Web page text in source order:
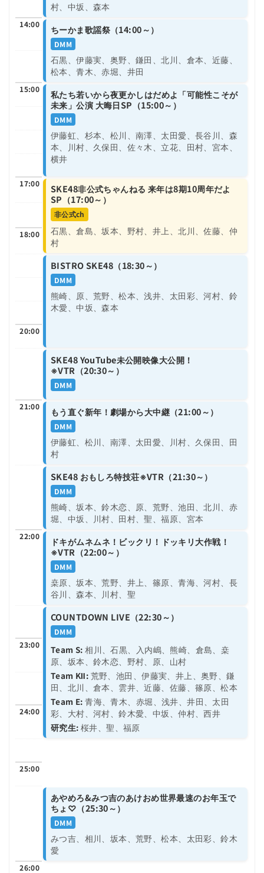
14:00
15:00
17:00
18:00
20:00
21:00
22:00
23:00
24:00
25:00
26:00
村、中坂、森本
ちーかま歌謡祭（14:00～）
DMM
石黒、伊藤実、奥野、鎌田、北川、倉本、近藤、
松本、青木、赤堀、井田
私たち若いから夜更かしはだめよ「可能性こそが
未来」公演 大晦日SP（15:00～）
DMM
伊藤虹、杉本、松川、南澤、太田愛、長谷川、森
本、川村、久保田、佐々木、立花、田村、宮本、
横井
SKE48非公式ちゃんねる 来年は8期10周年だよ
SP（17:00～）
非公式ch
石黒、倉島、坂本、野村、井上、北川、佐藤、仲
村
BISTRO SKE48（18:30～）
DMM
熊崎、原、荒野、松本、浅井、太田彩、河村、鈴
木愛、中坂、森本
SKE48 YouTube未公開映像大公開！
※VTR（20:30～）
DMM
もう直ぐ新年！劇場から大中継（21:00～）
DMM
伊藤虹、松川、南澤、太田愛、川村、久保田、田
村
SKE48 おもしろ特技荘※VTR（21:30～）
DMM
熊崎、坂本、鈴木恋、原、荒野、池田、北川、赤
堀、中坂、川村、田村、聖、福原、宮本
ドキがムネムネ！ビックリ！ドッキリ大作戦！
※VTR（22:00～）
DMM
桒原、坂本、荒野、井上、篠原、青海、河村、長
谷川、森本、川村、聖
COUNTDOWN LIVE（22:30～）
DMM
Team S: 相川、石黒、入内嶋、熊崎、倉島、桒
原、坂本、鈴木恋、野村、原、山村
Team KⅡ: 荒野、池田、伊藤実、井上、奥野、鎌
田、北川、倉本、雲井、近藤、佐藤、篠原、松本
Team E: 青海、青木、赤堀、浅井、井田、太田
彩、大村、河村、鈴木愛、中坂、仲村、西井
研究生: 桜井、聖、福原
あやめろ&みつ吉のあけおめ世界最速のお年玉で
ちょ♡（25:30～）
DMM
みつ吉、相川、坂本、荒野、松本、太田彩、鈴木
愛